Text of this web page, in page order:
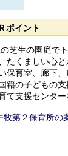
ポイント
芝生の園庭で
たくましい心と
保育室、廊下
籍の子どもの
て支援センター
牧第２保育所の